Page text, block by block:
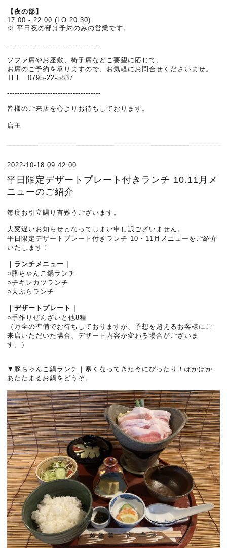
【夜の部】
17:00 - 22:00 (LO 20:30)
※ 平日夜の部は予約のみの営業です。
-------------------------------------
ソファ席やお座敷、椅子席などご要望に応じて、
お席のご予約を承りますので、お気軽にお問合せくださいませ。
TEL 0795-22-5837
-------------------------------------
皆様のご来店を心よりお待ちしております。
店主
2022-10-18 09:42:00
平日限定デザートプレート付きランチ 10.11月メ
ニューのご紹介
毎度お引立賜り有難うございます。
大変遅いお知らせとなってしまい申し訳ございません。
平日限定デザートプレート付きランチ 10・11月メニューをご紹介
いたします！
｜ランチメニュー｜
○豚ちゃんこ鍋ランチ
○チキンカツランチ
○天ぷらランチ
｜デザートプレート｜
○手作りぜんざいと他8種
（万全の準備でお待ちしておりますが、予想を超えるお客様にご
来店いただいた場合、デザート内容が変わる場合がございま
す。）
▼豚ちゃんこ鍋ランチ｜寒くなってきた今にぴったり！ぽかぽか
あたたまるお鍋をどうぞ。